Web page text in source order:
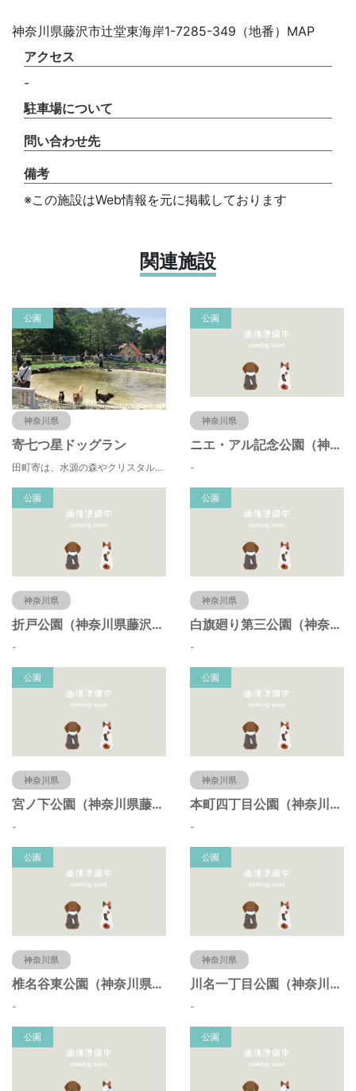
神奈川県藤沢市辻堂東海岸1-7285-349（地番）MAP
アクセス
-
駐車場について
問い合わせ先
備考
※この施設はWeb情報を元に掲載しております
関連施設
公園
神奈川県
寄七つ星ドッグラン
田町寄は、水源の森やクリスタルな清流 、 満天の星空などの豊かな自然に包まれ、 食や農、芸術の魅力あふれる川の里です。 ドッグランエリアを中心とした『やどりき七つ星ヴィレッジ』を ゆっくりお楽しみください。
公園
神奈川県
ニエ・アル記念公園（神奈川県藤沢市）
-
公園
神奈川県
折戸公園（神奈川県藤沢市）
-
公園
神奈川県
白旗廻り第三公園（神奈川県藤沢市）
-
公園
神奈川県
宮ノ下公園（神奈川県藤沢市）
-
公園
神奈川県
本町四丁目公園（神奈川県藤沢市）
-
公園
神奈川県
椎名谷東公園（神奈川県藤沢市）
-
公園
神奈川県
川名一丁目公園（神奈川県藤沢市）
-
公園 公園